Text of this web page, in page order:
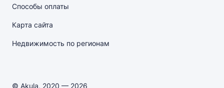
Способы оплаты
Карта сайта
Недвижимость по регионам
© Akula, 2020 — 2026